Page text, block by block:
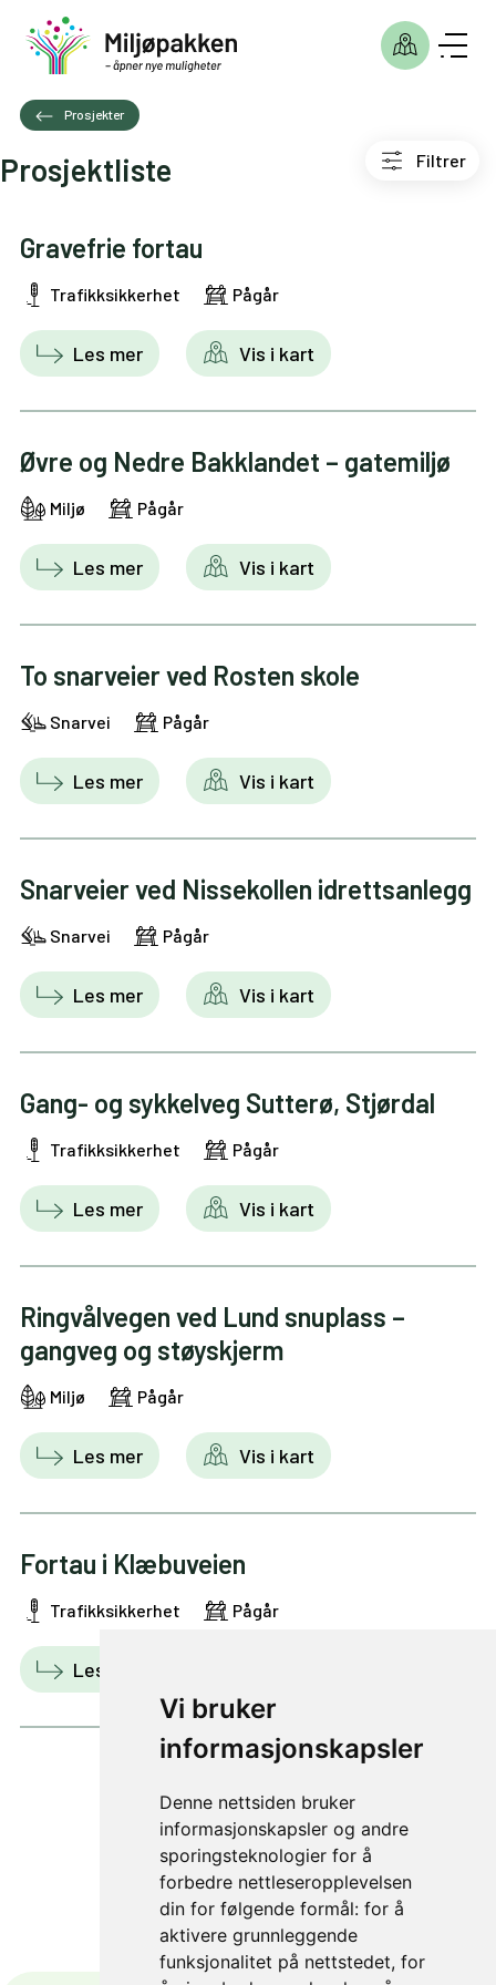
Vi bruker
informasjonskapsler
Denne nettsiden bruker
informasjonskapsler og andre
sporingsteknologier for å
forbedre nettleseropplevelsen
din for følgende formål: for å
aktivere grunnleggende
funksjonalitet på nettstedet, for
Prosjekter
Prosjektliste Filtrer
Gravefrie fortau
Trafikksikkerhet Pågår
Les mer Vis i kart
Øvre og Nedre Bakklandet – gatemiljø
Miljø Pågår
Les mer Vis i kart
To snarveier ved Rosten skole
Snarvei Pågår
Les mer Vis i kart
Snarveier ved Nissekollen idrettsanlegg
Snarvei Pågår
Les mer Vis i kart
Gang- og sykkelveg Sutterø, Stjørdal
Trafikksikkerhet Pågår
Les mer Vis i kart
Ringvålvegen ved Lund snuplass –
gangveg og støyskjerm
Miljø Pågår
Les mer Vis i kart
Fortau i Klæbuveien
Trafikksikkerhet Pågår
Les mer
1 av 2